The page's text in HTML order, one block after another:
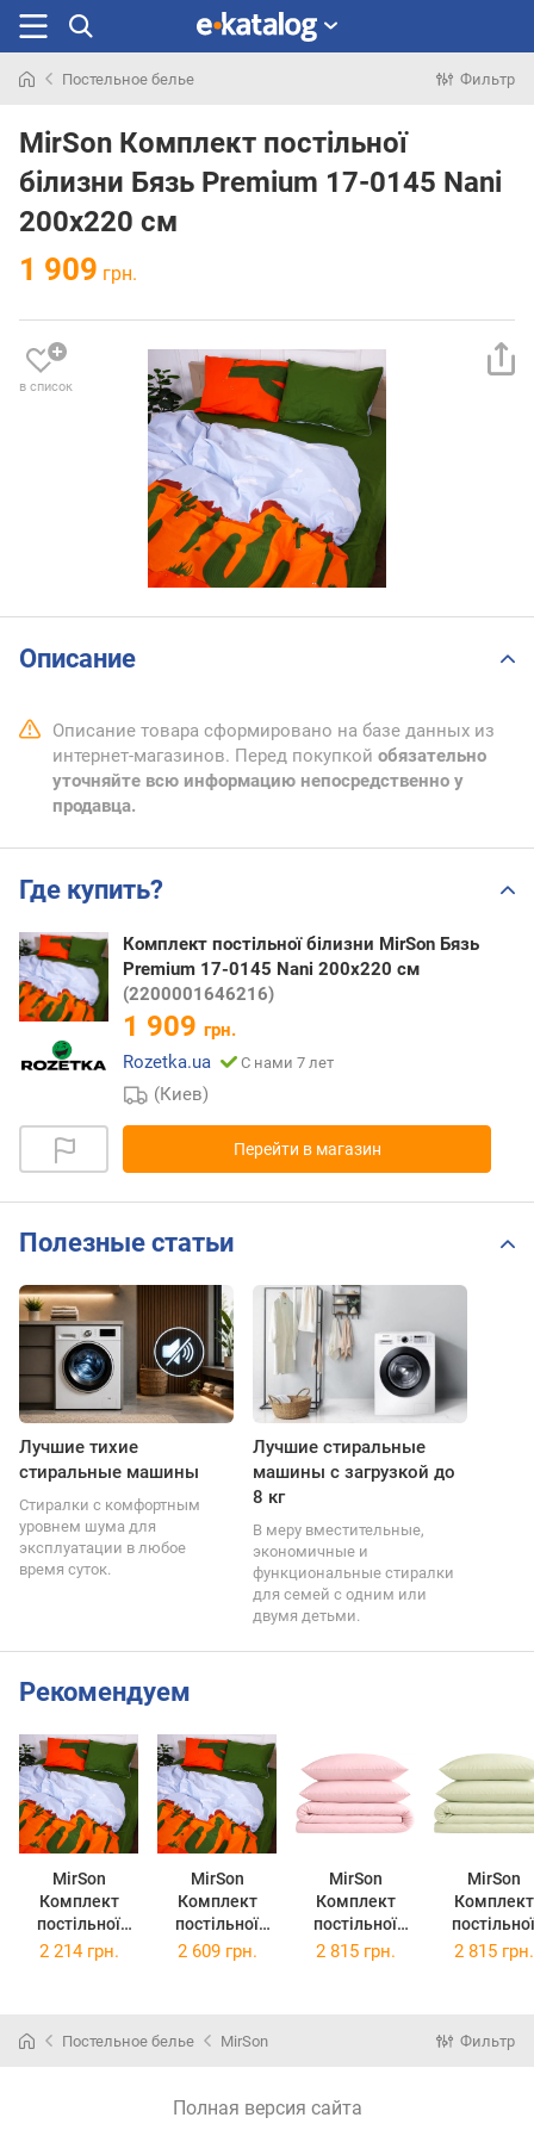
раньше
Постельное белье Фильтр
MirSon Комплект постільної
білизни Бязь Premium 17-0145 Nani
200х220 см
1 909 грн.
в список
Описание
Описание товара сформировано на базе данных из
интернет-магазинов. Перед покупкой обязательно
уточняйте всю информацию непосредственно у
продавца.
Где купить?
Комплект постільної білизни MirSon Бязь
Premium 17-0145 Nani 200х220 см
(2200001646216)
1 909 грн.
Rozetka.ua
С нами 7 лет
(Киев)
Перейти в магазин
Полезные статьи
Лучшие тихие
стиральные машины
Стиралки с комфортным
уровнем шума для
эксплуатации в любое
время суток.
Лучшие стиральные
машины с загрузкой до
8 кг
В меру вместительные,
экономичные и
функциональные стиралки
для семей с одним или
двумя детьми.
Рекомендуем
MirSon
Комплект
постільної
білизни Бязь
MirSon
Комплект
постільної
білизни Бязь
MirSon
Комплект
постільної
білизни Бязь
MirSon
Комплект
постільної
білизни Бязь
2 214 грн. 2 609 грн. 2 815 грн. 2 815 грн.
Постельное белье MirSon Фильтр
Полная версия сайта